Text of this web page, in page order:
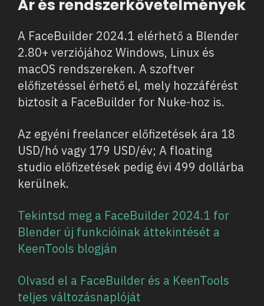
Ár és rendszerkövetelmények
A FaceBuilder 2024.1 elérhető a Blender
2.80+ verziójához Windows, Linux és
macOS rendszereken. A szoftver
előfizetéssel érhető el, mely hozzáférést
biztosít a FaceBuilder for Nuke-hoz is.
Az egyéni freelancer előfizetések ára 18
USD/hó vagy 179 USD/év; A floating
studio előfizetések pedig évi 499 dollárba
kerülnek.
Tekintsd meg a FaceBuilder 2024.1 for
Blender új funkcióinak áttekintését a
KeenTools blogján
Olvasd el a FaceBuilder és a KeenTools
teljes változásnaplóját